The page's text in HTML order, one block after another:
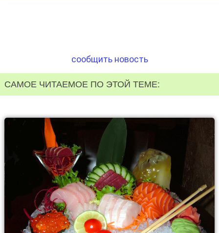
сообщить новость
САМОЕ ЧИТАЕМОЕ ПО ЭТОЙ ТЕМЕ: